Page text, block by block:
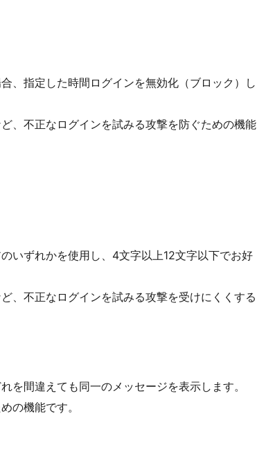
、指定した時間ログインを無効化（ブロック）し
、不正なログインを試みる攻撃を防ぐための機能
いずれかを使用し、4文字以上12文字以下でお好
、不正なログインを試みる攻撃を受けにくくする
を間違えても同一のメッセージを表示します。
の機能です。